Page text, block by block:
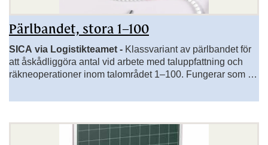
Pärlbandet, stora 1–100
SICA via Logistikteamet - Klassvariant av pärlbandet för
att åskådliggöra antal vid arbete med taluppfattning och
räkneoperationer inom talområdet 1–100. Fungerar som en